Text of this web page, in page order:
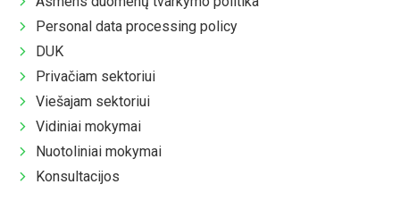
Personal data processing policy
DUK
Privačiam sektoriui
Viešajam sektoriui
Vidiniai mokymai
Nuotoliniai mokymai
Konsultacijos